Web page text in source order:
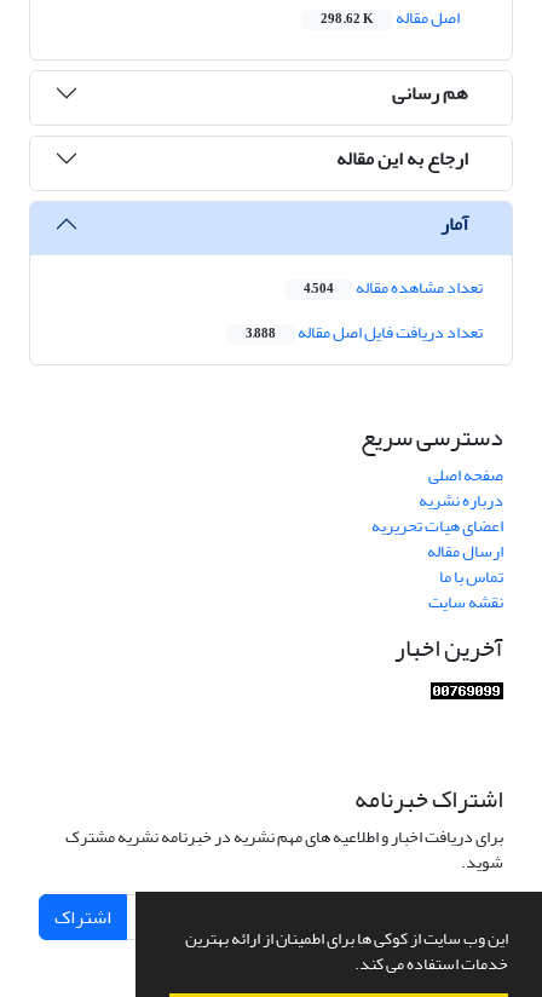
این وب سایت از کوکی ها برای اطمینان از ارائه بهترین
خدمات استفاده می کند.
اصل مقاله
298.62 K
هم رسانی
ارجاع به این مقاله
آمار
تعداد مشاهده مقاله 4,504
تعداد دریافت فایل اصل مقاله 3,888
دسترسی سریع
صفحه اصلی
درباره نشریه
اعضای هیات تحریریه
ارسال مقاله
تماس با ما
نقشه سایت
آخرین اخبار
اشتراک خبرنامه
برای دریافت اخبار و اطلاعیه های مهم نشریه در خبرنامه نشریه مشترک
شوید.
اشتراک